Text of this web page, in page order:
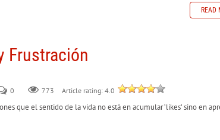
READ
Frustración
0 773 Article rating: 4.0
que el sentido de la vida no está en acumular ‘likes’ sino en